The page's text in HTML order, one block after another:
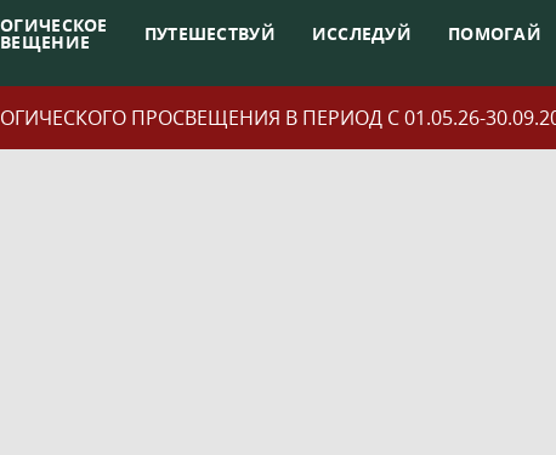
ПУТЕШЕСТВУЙ ИССЛЕДУЙ ПОМОГАЙ
ПРОСВЕЩЕНИЯ В ПЕРИОД С 01.05.26-